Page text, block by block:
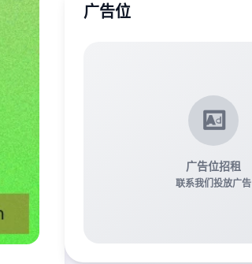
广告位
广告位招租
联系我们投放广告